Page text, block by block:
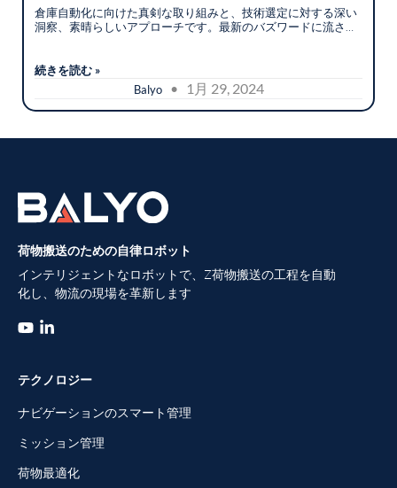
倉庫自動化に向けた真剣な取り組みと、技術選定に対する深い
洞察、素晴らしいアプローチです。最新のバズワードに流され
す。
続きを読む »
Balyo• 1月 29, 2024
荷物搬送のための自律ロボット
インテリジェントなロボットで、Z荷物搬送の工程を自動
化し、物流の現場を革新します
テクノロジー
ナビゲーションのスマート管理
ミッション管理
荷物最適化